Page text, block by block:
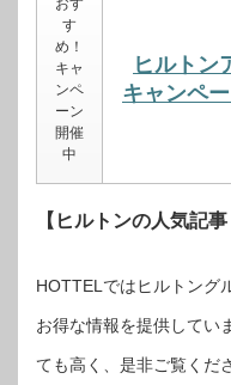
おす
す
め！
キャ
ンペ
ーン
開催
中
ヒルトン
キャンペ
【ヒルトンの人気記事
HOTTELではヒルトング
お得な情報を提供して
ても高く、是非ご覧くだ